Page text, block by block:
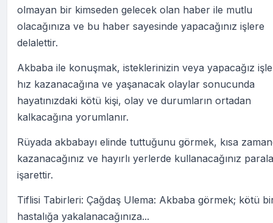
olmayan bir kimseden gelecek olan haber ile mutlu
olacağınıza ve bu haber sayesinde yapacağınız işlere
delalettir.
Akbaba ile konuşmak, isteklerinizin veya yapacağız
hız kazanacağına ve yaşanacak olaylar sonucunda
hayatınızdaki kötü kişi, olay ve durumların ortadan
kalkacağına yorumlanır.
Rüyada akbabayı elinde tuttuğunu görmek, kısa
kazanacağınız ve hayırlı yerlerde kullanacağınız
işarettir.
Tiflisi Tabirleri: Çağdaş Ulema: Akbaba görmek; kötü
hastalığa yakalanacağınıza...